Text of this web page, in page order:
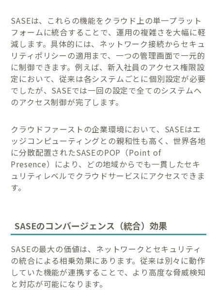
SASEは、これらの機能をクラウド上の単一プラット
フォームに統合することで、運用の複雑さを大幅に軽
減します。具体的には、ネットワーク接続からセキュ
リティポリシーの適用まで、一つの管理画面で一元的
に制御できます。例えば、新入社員のアクセス権限設
定において、従来は各システムごとに個別設定が必要
でしたが、SASEでは一回の設定で全てのシステムへ
のアクセス制御が完了します。
クラウドファーストの企業環境において、SASEはエ
ッジコンピューティングとの親和性も高く、世界各地
に分散配置されたSASEのPOP（Point of
Presence）により、どの地域からでも一貫したセキ
ュリティレベルでクラウドサービスにアクセスできま
す。
SASEのコンバージェンス（統合）効果
SASEの最大の価値は、ネットワークとセキュリティ
の統合による相乗効果にあります。従来は別々に動作
していた機能が連携することで、より高度な脅威検知
と対応が可能になります。